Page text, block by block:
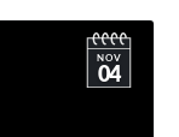
NOV
04